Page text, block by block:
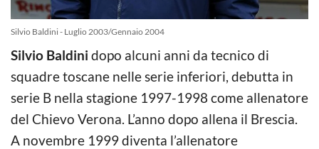
Silvio Baldini - Luglio 2003/Gennaio 2004
Silvio Baldini dopo alcuni anni da tecnico di
squadre toscane nelle serie inferiori, debutta in
serie B nella stagione 1997-1998 come allenatore
del Chievo Verona. L’anno dopo allena il Brescia.
A novembre 1999 diventa l’allenatore